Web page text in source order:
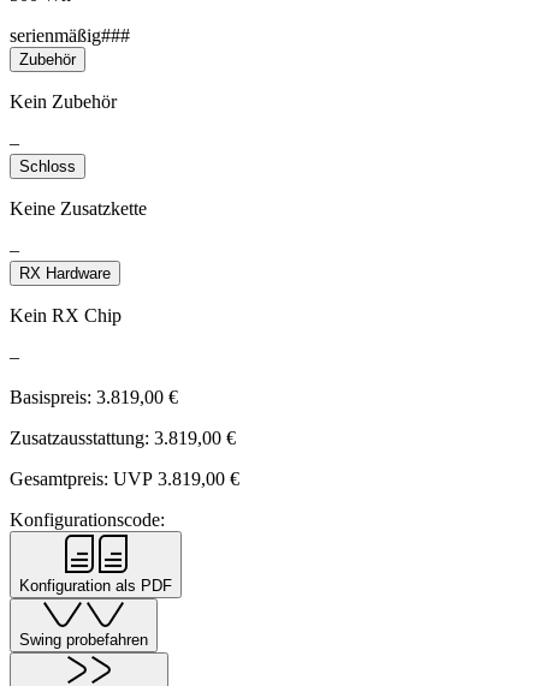
serienmäßig###
Zubehör
Kein Zubehör
–
Schloss
Keine Zusatzkette
–
RX Hardware
Kein RX Chip
–
Basispreis: 3.819,00 €
Zusatzausstattung: 3.819,00 €
Gesamtpreis: UVP 3.819,00 €
Konfigurationscode:
Konfiguration als PDF
Swing probefahren